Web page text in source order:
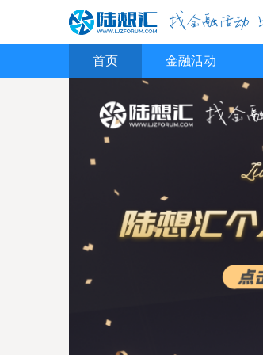
首页 金融活动